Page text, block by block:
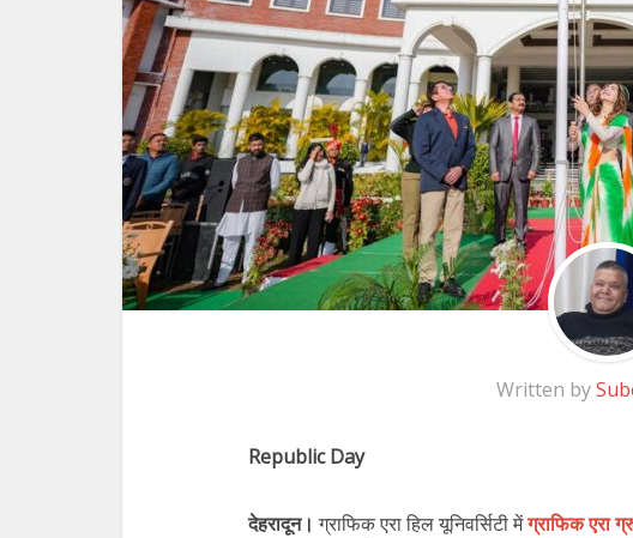
Written by
Republic Day
देहरादून।ग्राफिक एरा हिल यूनिवर्सिटी मेंग्राफिक एरा